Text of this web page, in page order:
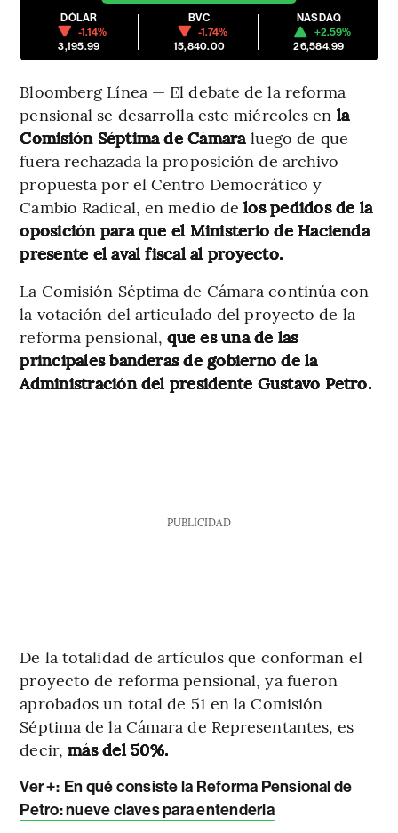
DÓLAR
-1.14%
3,195.99
BVC
-1.74%
15,840.00
NASDAQ
+2.59%
26,584.99
Bloomberg Línea — El debate de la reforma
pensional se desarrolla este miércoles en la
Comisión Séptima de Cámaraluego de que
fuera rechazada la proposición de archivo
propuesta por el Centro Democrático y
Cambio Radical, en medio delos pedidos de la
oposición para que el Ministerio de Hacienda
presente el aval fiscal al proyecto.
La Comisión Séptima de Cámara continúa con
la votación del articulado del proyecto de la
reforma pensional, que es una de las
principales banderas de gobierno de la
Administración del presidente Gustavo Petro.
PUBLICIDAD
De la totalidad de artículos que conforman el
proyecto de reforma pensional, ya fueron
aprobados un total de 51 en la Comisión
Séptima de la Cámara de Representantes, es
decir, más del 50%.
Ver +: En qué consiste la Reforma Pensional de
Petro: nueve claves para entenderla